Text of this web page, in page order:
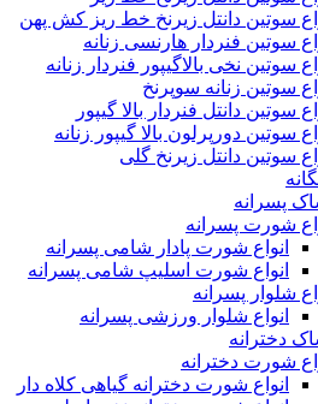
سوتین دانتل زیرنخ خط ریز کش پهن
سوتین فنردار هارنسی زنانه
سوتین نخی بالاگیپور فنردار زنانه
سوتین زنانه سوپرنخ
سوتین دانتل فنردار بالا گیپور
سوتین دورپرلون بالا گیپور زنانه
سوتین دانتل زیرنخ گلی
پسرانه
شورت پسرانه
انواع شورت پادار شامی پسرانه
انواع شورت اسلیپ شامی پسرانه
شلوار پسرانه
انواع شلوار ورزشی پسرانه
دخترانه
شورت دخترانه
انواع شورت دخترانه گیاهی کلاه دار